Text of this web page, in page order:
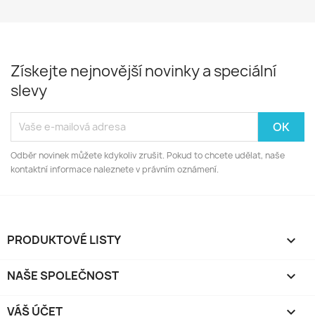
Získejte nejnovější novinky a speciální
slevy
Odběr novinek můžete kdykoliv zrušit. Pokud to chcete udělat, naše
kontaktní informace naleznete v právním oznámení.
PRODUKTOVÉ LISTY 
NAŠE SPOLEČNOST 
VÁŠ ÚČET 